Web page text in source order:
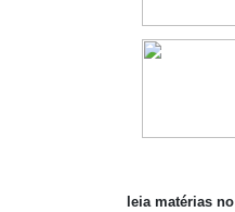
leia matérias no